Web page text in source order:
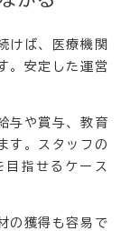
けば、医療機関
。安定した運営
与や賞与、教育
す。スタッフの
指せるケース
の獲得も容易で